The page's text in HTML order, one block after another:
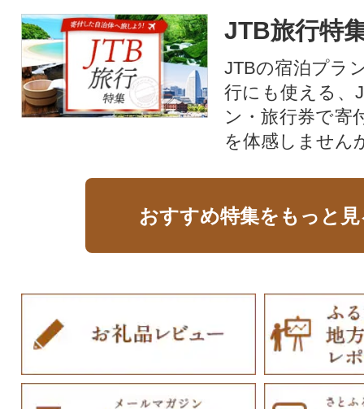
JTB旅行特
JTBの宿泊プラ
行にも使える、
ン・旅行券で寄
を体感しません
おすすめ特集をもっと